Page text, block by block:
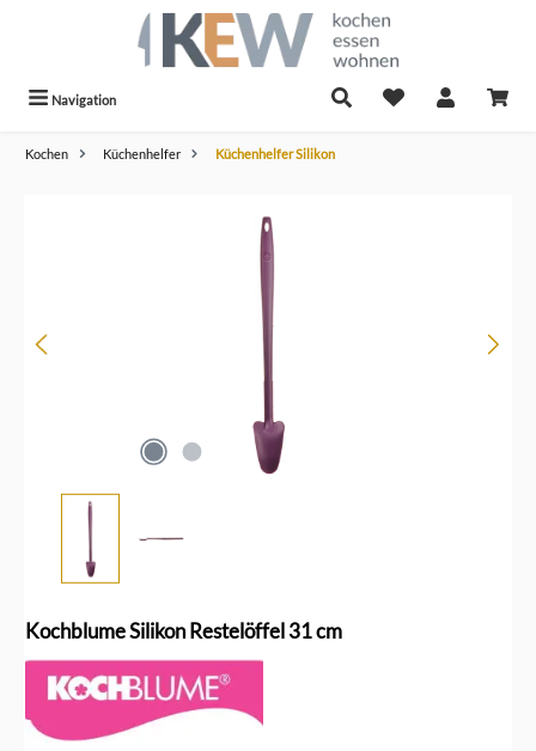
Navigation
Kochen Küchenhelfer Küchenhelfer Silikon
Kochblume Silikon Restelöffel 31 cm